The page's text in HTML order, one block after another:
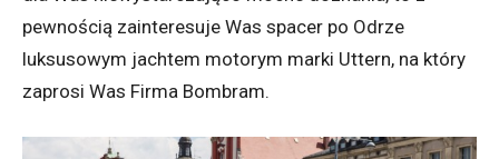
pewnością zainteresuje Was spacer po Odrze
luksusowym jachtem motorym marki Uttern, na który
zaprosi Was Firma Bombram.